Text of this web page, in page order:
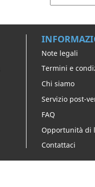
Note legali
Termini e
Chi siamo
Servizio post-
FAQ
Opportunità di
Contattaci